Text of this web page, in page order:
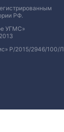
РФ.
УГМС»
Р/2015/2946/100/Л